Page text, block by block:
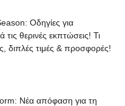
Οδηγίες για
τις θερινές εκπτώσεις! Τι
διπλές τιμές & προσφορές!
Νέα απόφαση για τη